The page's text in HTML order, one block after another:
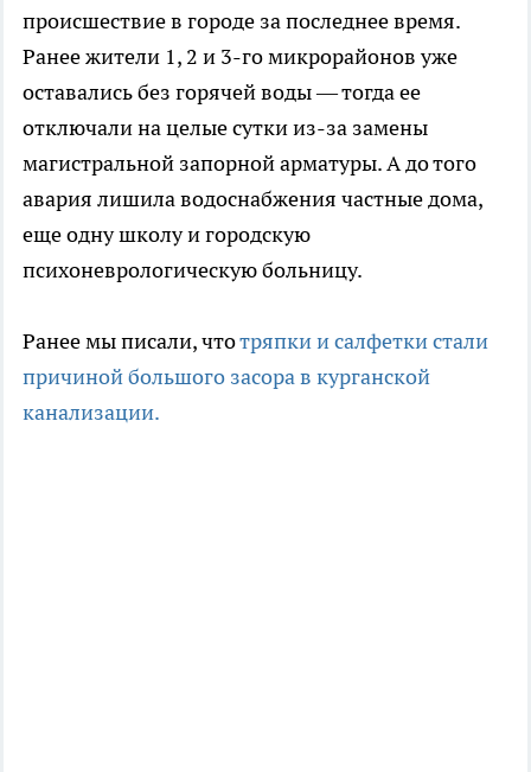
происшествие в городе за последнее время.
Ранее жители 1, 2 и 3-го микрорайонов уже
оставались без горячей воды — тогда ее
отключали на целые сутки из-за замены
магистральной запорной арматуры. А до того
авария лишила водоснабжения частные дома,
еще одну школу и городскую
психоневрологическую больницу.
Ранее мы писали, чтотряпки и салфетки стали
причиной большого засора в курганской
канализации.